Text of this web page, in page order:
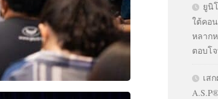
ยูนิ
ใต้คอน
หลาก
ตอบโ
เส